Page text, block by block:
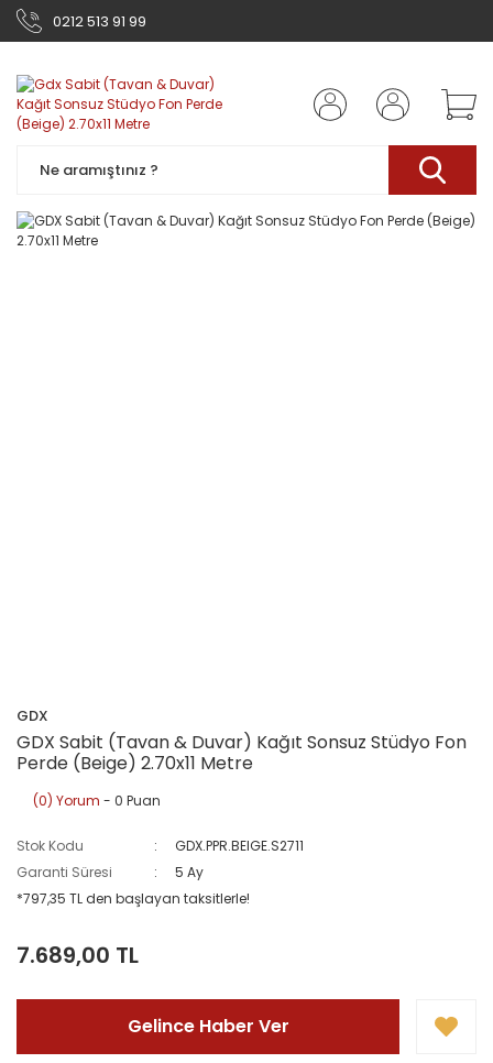
0212 513 91 99
GDX
GDX Sabit (Tavan & Duvar) Kağıt Sonsuz Stüdyo Fon
Perde (Beige) 2.70x11 Metre
(0) Yorum - 0 Puan
Stok Kodu
GDX.PPR.BEIGE.S2711
Garanti Süresi
5 Ay
*797,35 TL den başlayan taksitlerle!
7.689,00 TL
Gelince Haber Ver